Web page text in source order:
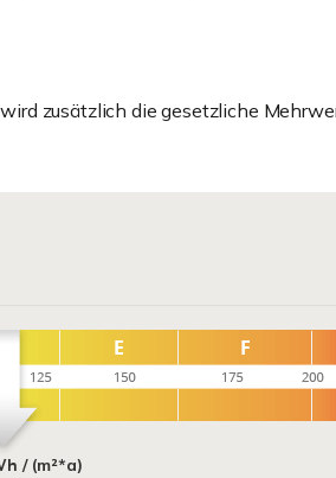
zusätzlich die gesetzliche
/ (m²*a)